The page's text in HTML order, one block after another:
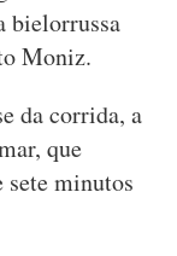
bielorrussa
Moniz.
da corrida, a
que
sete minutos